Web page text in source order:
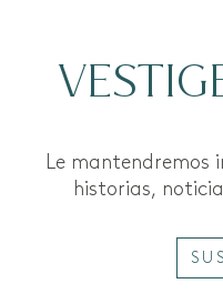
Le mantendremos
historias,